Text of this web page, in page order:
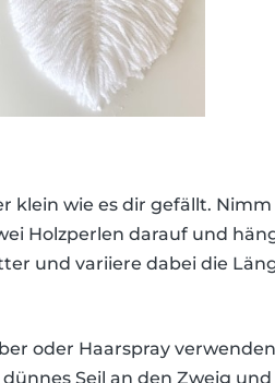
klein wie es dir gefällt.
Holzperlen darauf und
und variiere dabei die
oder Haarspray
Seil an den Zweig